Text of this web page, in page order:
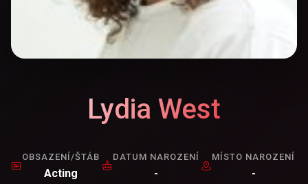
Lydia West
OBSAZENÍ/ŠTÁB
Acting
DATUM NAROZENÍ
-
MÍSTO NAROZENÍ
-